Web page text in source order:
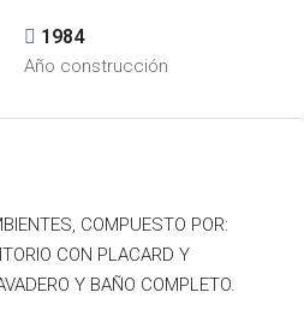
1984
Año construcción
COMPUESTO POR:
CON PLACARD Y
Y BAÑO COMPLETO.